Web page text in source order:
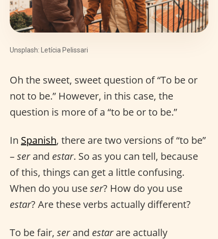
Unsplash: Letícia Pelissari
Oh the sweet, sweet question of “To be or
not to be.” However, in this case, the
question is more of a “to be or to be.”
In Spanish, there are two versions of “to be”
–serand estar. So as you can tell, because
of this, things can get a little confusing.
When do you useser? How do you use
estar? Are these verbs actually different?
To be fair, serand estarare actually